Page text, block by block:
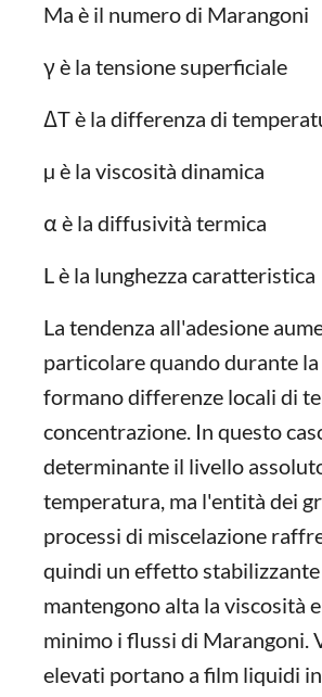
Ma è il numero di Marangoni
γ è la tensione superficiale
ΔT è la differenza di
µ è la viscosità dinamica
α è la diffusività termica
L è la lunghezza caratteristica
La tendenza all'adesione
particolare quando durante
formano differenze locali di
concentrazione. In questo
determinante il livello
temperatura, ma l'entità dei
processi di miscelazione
quindi un effetto
mantengono alta la viscosità
minimo i flussi di Marangoni.
elevati portano a film liquidi